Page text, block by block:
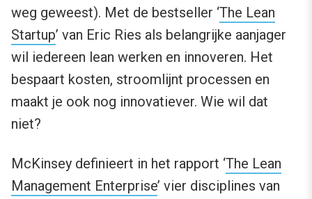
weg geweest). Met de bestseller ‘The Lean
Startup’ van Eric Ries als belangrijke aanjager
wil iedereen lean werken en innoveren. Het
bespaart kosten, stroomlijnt processen en
maakt je ook nog innovatiever. Wie wil dat
niet?
McKinsey definieert in het rapport ‘The Lean
Management Enterprise’ vier disciplines van